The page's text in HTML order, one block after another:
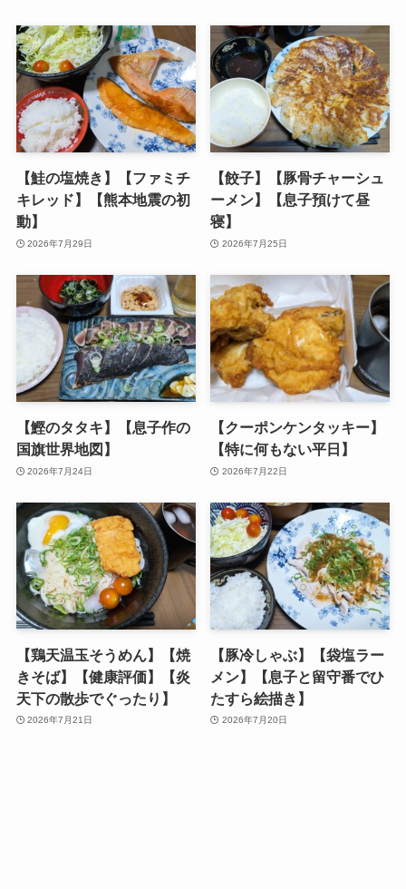
【鮭の塩焼き】【ファミチ
キレッド】【熊本地震の初
動】
2026年7月29日
【餃子】【豚骨チャーシュ
ーメン】【息子預けて昼
寝】
2026年7月25日
【鰹のタタキ】【息子作の
国旗世界地図】
2026年7月24日
【クーポンケンタッキー】
【特に何もない平日】
2026年7月22日
【鶏天温玉そうめん】【焼
きそば】【健康評価】【炎
天下の散歩でぐったり】
2026年7月21日
【豚冷しゃぶ】【袋塩ラー
メン】【息子と留守番でひ
たすら絵描き】
2026年7月20日